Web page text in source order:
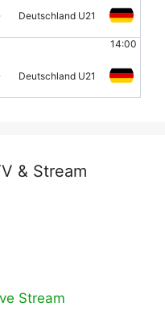
Deutschland U21
14:00
Deutschland U21
& Stream
Stream